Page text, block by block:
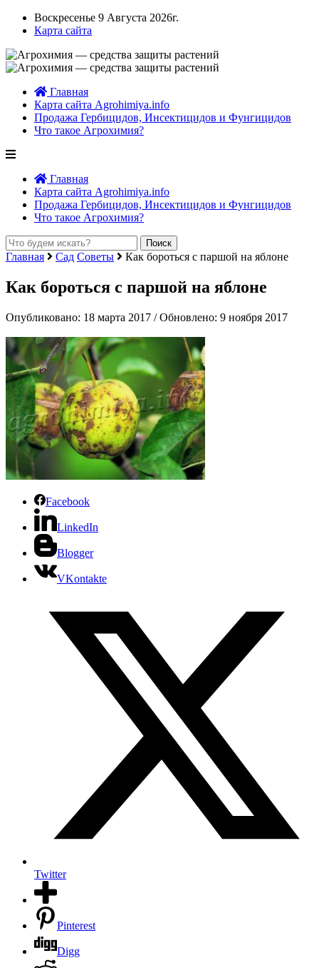
Воскресенье 9 Августа 2026г.
Карта сайта
Главная
Карта сайта Agrohimiya.info
Продажа Гербицидов, Инсектицидов и Фунгицидов
Что такое Агрохимия?
Главная
Карта сайта Agrohimiya.info
Продажа Гербицидов, Инсектицидов и Фунгицидов
Что такое Агрохимия?
Главная Сад Советы Как бороться с паршой на яблоне
Как бороться с паршой на яблоне
Опубликовано: 18 марта 2017 / Обновлено: 9 ноября 2017
Facebook
LinkedIn
Blogger
VKontakte
Twitter
Pinterest
Digg